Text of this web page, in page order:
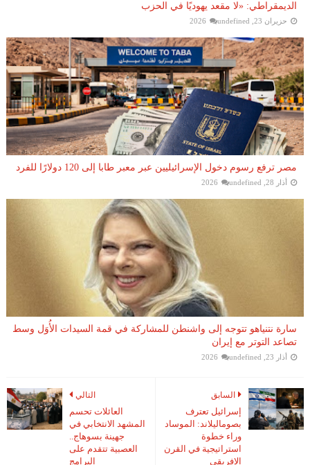
الديمقراطي: «لا مقعد يهوديًا في الحزب
حزيران 23, 2026 undefined
مصر ترفع رسوم دخول الإسرائيليين عبر معبر طابا إلى 120 دولارًا للفرد
أذار 28, 2026 undefined
سارة نتنياهو تتوجه إلى واشنطن للمشاركة في قمة السيدات الأُوَل وسط
تصاعد التوتر مع إيران
أذار 23, 2026 undefined
التالي
العائلات تحسم
المشهد الانتخابي في
جهينة بسوهاج..
العصبية تتقدم على
البرامج
السابق
إسرائيل تعترف
بصوماليلاند: الموساد
وراء خطوة
استراتيجية في القرن
الإفريقي